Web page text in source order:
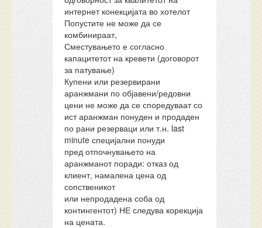
интернет конекцијата во хотелот
Попустите не може да се
комбинираат,
Сместувањето е согласно
капацитетот на кревети (договорот
за патување)
Купени или резервирани
аранжмани по објавени/редовни
цени не може да се споредуваат со
ист аранжман понуден и продаден
по рани резерваци или т.н. last
minute специјални понуди
пред отпочнувањето на
аранжманот поради: отказ од
клиент, намалена цена од
сопственикот
или непродадена соба од
контингентот) НЕ следува корекција
на цената.